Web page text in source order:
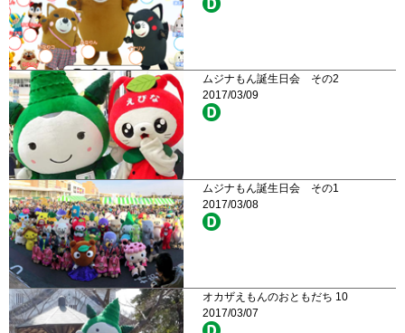
ムジナもん誕生日会 その2
2017/03/09
ムジナもん誕生日会 その1
2017/03/08
オカザえもんのおともだち 10
2017/03/07